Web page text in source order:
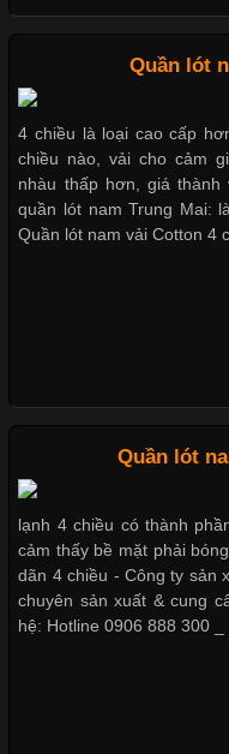
Chất Liệu Bamboo Xu
Cập
Trong những năm gần
trong những chất liệu
nhờ đặc tính mềm mại,
Không chỉ được ứng dụng
Cập
Vải thun là một trong
nhất trong ngành thời
thoải mái khi mặc. Từ áo
vải thun luôn đóng vai
Hiện nay, nhu cầu tìm
Bộ sưu tập
Quần
Nguyên bộ quần
Quần lót
4 chiều là loại cao cấp
chiều nào, vải cho cảm
nhàu thấp hơn, giá
quần lót nam Trung Mai:
Quần lót nam vải Cotton 4
Quần lót
lạnh 4 chiều có thành
cảm thấy bề mặt phải
dãn 4 chiều - Công ty sản
chuyên sản xuất & cung
hệ: Hotline 0906 888 300 _